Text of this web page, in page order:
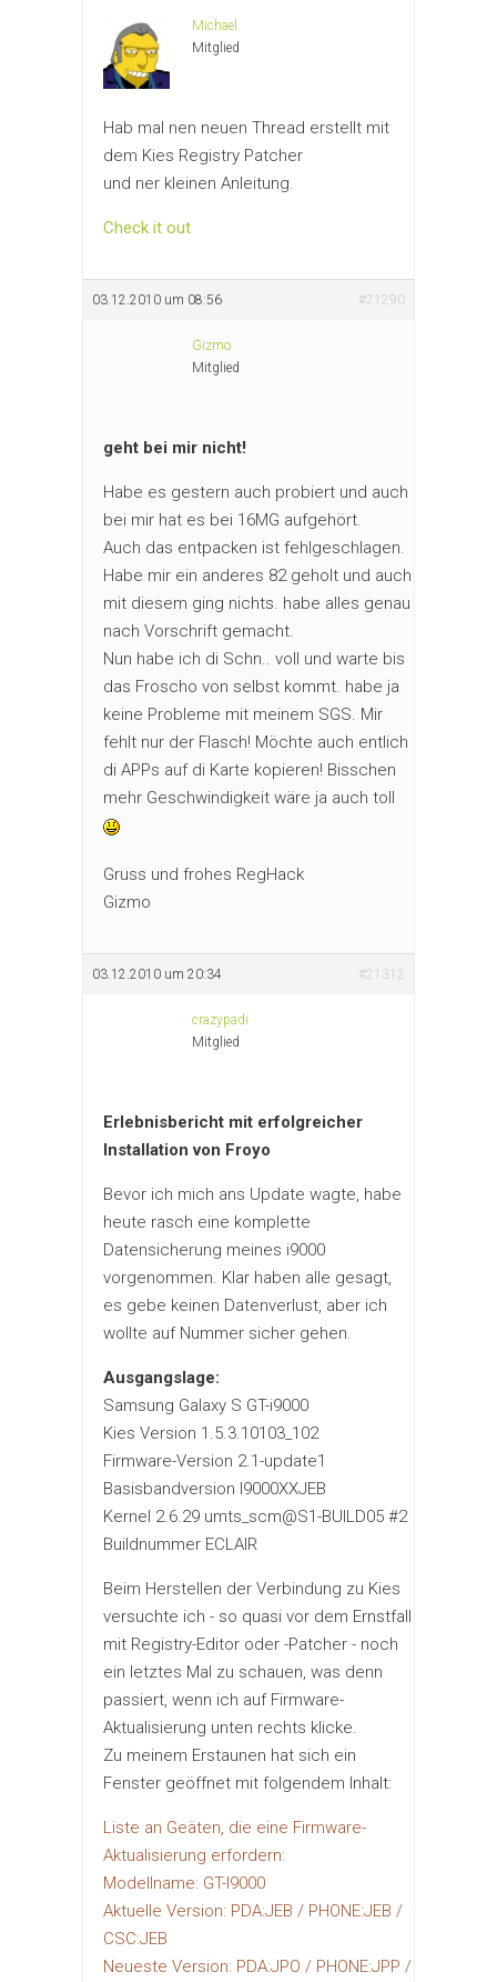
Michael
Mitglied
Hab mal nen neuen Thread erstellt mit
dem Kies Registry Patcher
und ner kleinen Anleitung.
Check it out
03.12.2010 um 08:56 #21290
Gizmo
Mitglied
geht bei mir nicht!
Habe es gestern auch probiert und auch
bei mir hat es bei 16MG aufgehört.
Auch das entpacken ist fehlgeschlagen.
Habe mir ein anderes 82 geholt und auch
mit diesem ging nichts. habe alles genau
nach Vorschrift gemacht.
Nun habe ich di Schn.. voll und warte bis
das Froscho von selbst kommt. habe ja
keine Probleme mit meinem SGS. Mir
fehlt nur der Flasch! Möchte auch entlich
di APPs auf di Karte kopieren! Bisschen
mehr Geschwindigkeit wäre ja auch toll
Gruss und frohes RegHack
Gizmo
03.12.2010 um 20:34 #21312
crazypadi
Mitglied
Erlebnisbericht mit erfolgreicher
Installation von Froyo
Bevor ich mich ans Update wagte, habe
heute rasch eine komplette
Datensicherung meines i9000
vorgenommen. Klar haben alle gesagt,
es gebe keinen Datenverlust, aber ich
wollte auf Nummer sicher gehen.
Ausgangslage:
Samsung Galaxy S GT-i9000
Kies Version 1.5.3.10103_102
Firmware-Version 2.1-update1
Basisbandversion I9000XXJEB
Kernel 2.6.29 umts_scm@S1-BUILD05 #2
Buildnummer ECLAIR
Beim Herstellen der Verbindung zu Kies
versuchte ich - so quasi vor dem Ernstfall
mit Registry-Editor oder -Patcher - noch
ein letztes Mal zu schauen, was denn
passiert, wenn ich auf Firmware-
Aktualisierung unten rechts klicke.
Zu meinem Erstaunen hat sich ein
Fenster geöffnet mit folgendem Inhalt:
Liste an Geäten, die eine Firmware-
Aktualisierung erfordern:
Modellname: GT-I9000
Aktuelle Version: PDA:JEB / PHONE:JEB /
CSC:JEB
Neueste Version: PDA:JPO / PHONE:JPP /